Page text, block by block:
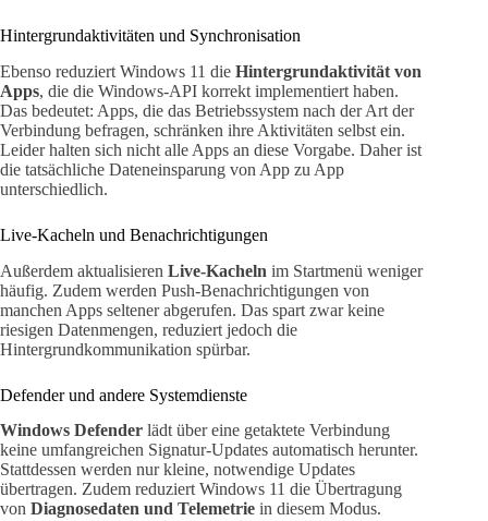
Hintergrundaktivitäten und Synchronisation
Ebenso reduziert Windows 11 die Hintergrundaktivität von
Apps, die die Windows-API korrekt implementiert haben.
Das bedeutet: Apps, die das Betriebssystem nach der Art der
Verbindung befragen, schränken ihre Aktivitäten selbst ein.
Leider halten sich nicht alle Apps an diese Vorgabe. Daher ist
die tatsächliche Dateneinsparung von App zu App
unterschiedlich.
Live-Kacheln und Benachrichtigungen
Außerdem aktualisieren Live-Kacheln im Startmenü weniger
häufig. Zudem werden Push-Benachrichtigungen von
manchen Apps seltener abgerufen. Das spart zwar keine
riesigen Datenmengen, reduziert jedoch die
Hintergrundkommunikation spürbar.
Defender und andere Systemdienste
Windows Defender lädt über eine getaktete Verbindung
keine umfangreichen Signatur-Updates automatisch herunter.
Stattdessen werden nur kleine, notwendige Updates
übertragen. Zudem reduziert Windows 11 die Übertragung
von Diagnosedaten und Telemetrie in diesem Modus.